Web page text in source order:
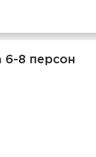
6-8 персон